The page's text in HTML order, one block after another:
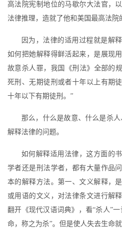
高法院宪制地位的马歇尔大法官，
法律推理，造就了他和美国最高法院
因为，法律的适用过程就是解
如何把她解释得鲜活起来，是展现
故意杀人罪，我国《刑法》全部的
死刑、无期徒刑或者十年以上有期
十年以下有期徒刑。”
那么，什么是故意、什么是杀
解释法律的问题。
如何解释适用法律，这方面的
学者还是刑法学者，都有大量作品
本的解释方法。第一、文义解释，
或用语的文义，对法律条文进行解
翻开《现代汉语词典》，看“杀人”
命，称之为杀”。但是使人失去生命